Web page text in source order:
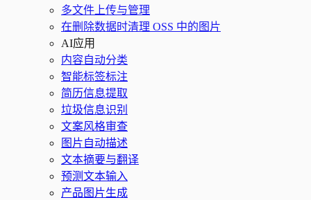
多文件上传与管理
在删除数据时清理 OSS 中的图片
AI应用
内容自动分类
智能标签标注
简历信息提取
垃圾信息识别
文案风格审查
图片自动描述
文本摘要与翻译
预测文本输入
产品图片生成